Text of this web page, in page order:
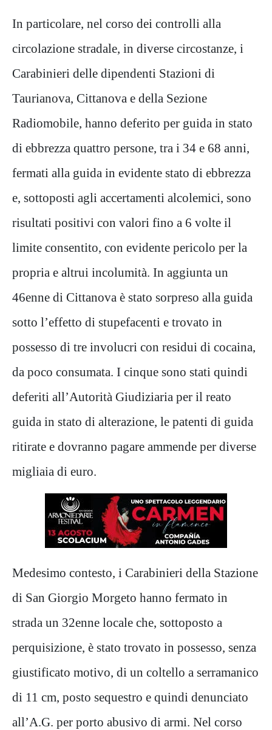
In particolare, nel corso dei controlli alla
circolazione stradale, in diverse circostanze, i
Carabinieri delle dipendenti Stazioni di
Taurianova, Cittanova e della Sezione
Radiomobile, hanno deferito per guida in stato
di ebbrezza quattro persone, tra i 34 e 68 anni,
fermati alla guida in evidente stato di ebbrezza
e, sottoposti agli accertamenti alcolemici, sono
risultati positivi con valori fino a 6 volte il
limite consentito, con evidente pericolo per la
propria e altrui incolumità. In aggiunta un
46enne di Cittanova è stato sorpreso alla guida
sotto l’effetto di stupefacenti e trovato in
possesso di tre involucri con residui di cocaina,
da poco consumata. I cinque sono stati quindi
deferiti all’Autorità Giudiziaria per il reato
guida in stato di alterazione, le patenti di guida
ritirate e dovranno pagare ammende per diverse
migliaia di euro.
Medesimo contesto, i Carabinieri della Stazione
di San Giorgio Morgeto hanno fermato in
strada un 32enne locale che, sottoposto a
perquisizione, è stato trovato in possesso, senza
giustificato motivo, di un coltello a serramanico
di 11 cm, posto sequestro e quindi denunciato
all’A.G. per porto abusivo di armi. Nel corso